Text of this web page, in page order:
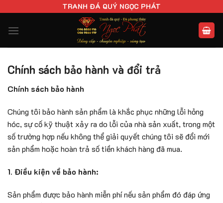
nội
TRANH ĐÁ QUÝ NGỌC PHÁT
Chính sách bảo hành và đổi trả
Chính sách bảo hành
Chúng tôi bảo hành sản phẩm là khắc phục những lỗi hỏng
hóc, sự cố kỹ thuật xảy ra do lỗi của nhà sản xuất, trong một
số trường hợp nếu không thể giải quyết chúng tôi sẽ đổi mới
sản phẩm hoặc hoàn trả số tiền khách hàng đã mua.
1. Điều kiện về bảo hành:
Sản phẩm được bảo hành miễn phí nếu sản phẩm đó đáp ứng